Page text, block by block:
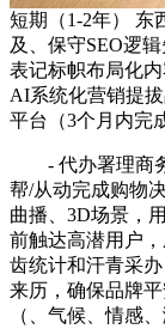
短期（1-2年） 东
及、保守SEO逻
表记标帜布局化
AI系统化营销提
平台（3个月内完
- 代办署理商务
帮/从动完成购物
曲播、3D场景，
前触达高潜用户
齿统计和汗青采
来历，确保品牌
（、气候、情感